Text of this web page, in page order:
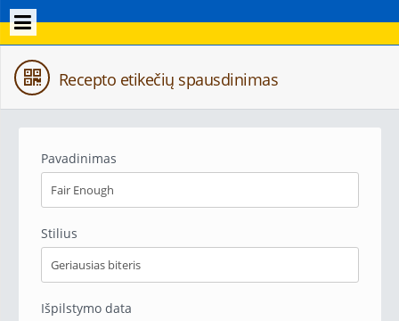
Recepto etikečių spausdinimas
Pavadinimas
Stilius
Išpilstymo data